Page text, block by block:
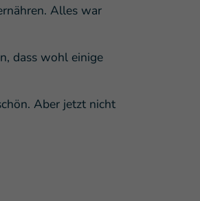
Alles war
dass wohl einige
Aber jetzt nicht